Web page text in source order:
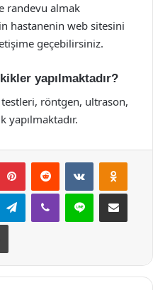
randevu almak
hastanenin web sitesini
geçebilirsiniz.
yapılmaktadır?
testleri, röntgen, ultrason,
yapılmaktadır.
PinterestReddit VKontakte
TelegramViber Line E-Posta ile
Yazdır